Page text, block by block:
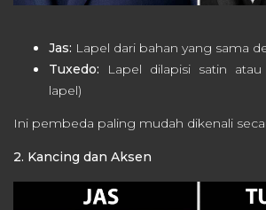
Jas: Lapel dari bahan yang sama
Tuxedo: Lapel dilapisi satin
lapel)
Ini pembeda paling mudah dikenali
2. Kancing dan Aksen